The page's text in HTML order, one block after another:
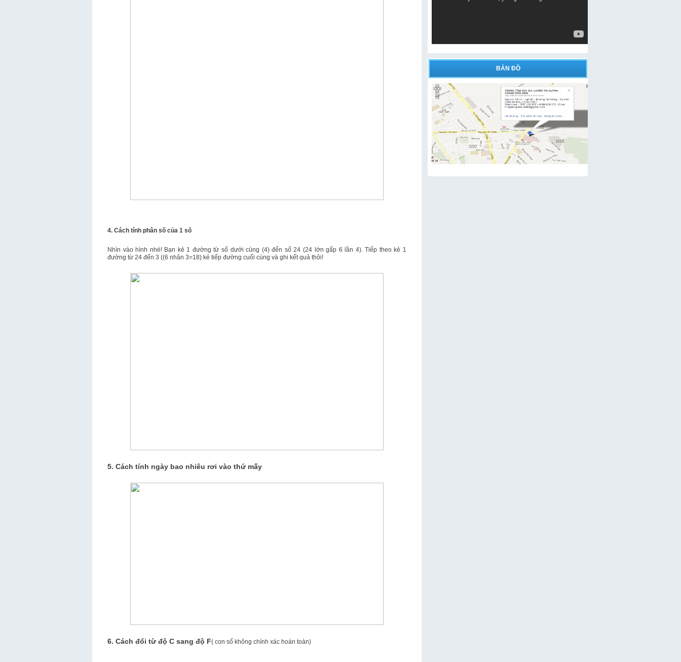
4. Cách tính phân số của 1 số
Nhìn vào hình nhé! Bạn kẻ 1 đường từ số dưới cùng (4) đến số 24 (24 lớn gấp 6 lần 4). Tiếp theo kẻ 1
đường từ 24 đến 3 ((6 nhân 3=18) kẻ tiếp đường cuối cùng và ghi kết quả thôi!
5. Cách tính ngày bao nhiêu rơi vào thứ mấy
6. Cách đổi từ độ C sang độ F( con số không chính xác hoàn toàn)
BẢN ĐỒ